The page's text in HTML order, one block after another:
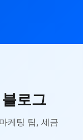
로그
케팅 팁, 세금